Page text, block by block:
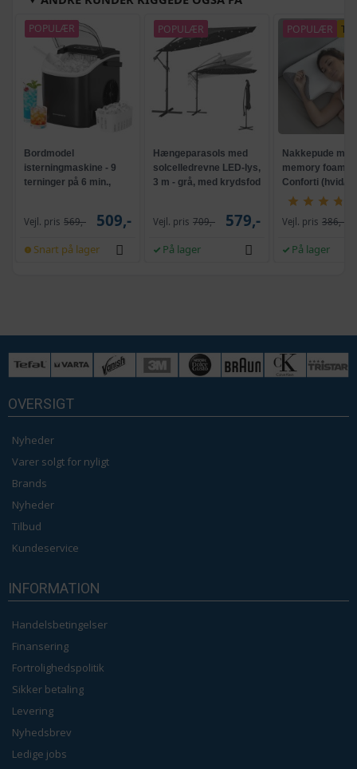
POPULÆR
Bordmodel
isterningmaskine - 9
terninger på 6 min.,
Vejl. pris 569,- 509,-
Snart på lager
POPULÆR
Hængeparasols med
solcelledrevne LED-lys,
3 m - grå, med krydsfod
Vejl. pris 709,- 579,-
På lager
POPULÆR
Nakkepude med
memory foam -
Conforti (hvid/
Vejl. pris 386,-
På lager
OVERSIGT
Nyheder
Varer solgt for nyligt
Brands
Nyheder
Tilbud
Kundeservice
INFORMATION
Handelsbetingelser
Finansering
Fortrolighedspolitik
Sikker betaling
Levering
Nyhedsbrev
Ledige jobs